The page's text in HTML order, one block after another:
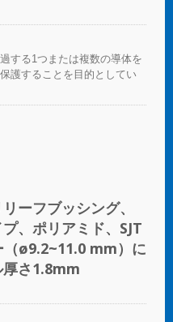
する1つまたは複数の導体を
護することを目的としてい
ーフブッシング、
、ポリアミド、SJT
ø9.2~11.0 mm）に
さ1.8mm